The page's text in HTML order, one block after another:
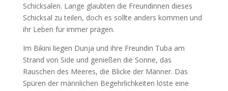
Schicksalen. Lange glaubten die Freundinnen dieses
Schicksal zu teilen, doch es sollte anders kommen und
ihr Leben für immer prägen.
Im Bikini liegen Dunja und ihre Freundin Tuba am
Strand von Side und genießen die Sonne, das
Rauschen des Meeres, die Blicke der Männer. Das
Spüren der männlichen Begehrlichkeiten löste eine